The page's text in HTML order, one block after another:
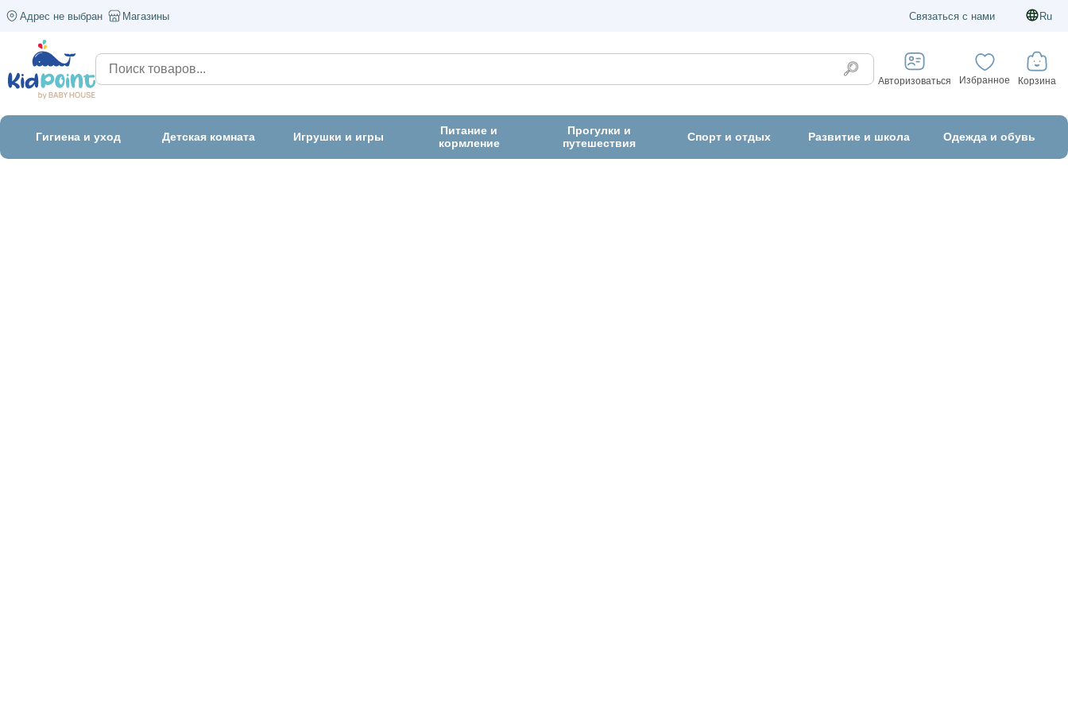
Адрес не выбран Магазины Связаться с нами Ru
Авторизоваться Избранное Корзина
Гигиена и уход Детская комната Игрушки и игры
Питание и
кормление
Прогулки и
путешествия
Спорт и отдых Развитие и школа Одежда и обувь